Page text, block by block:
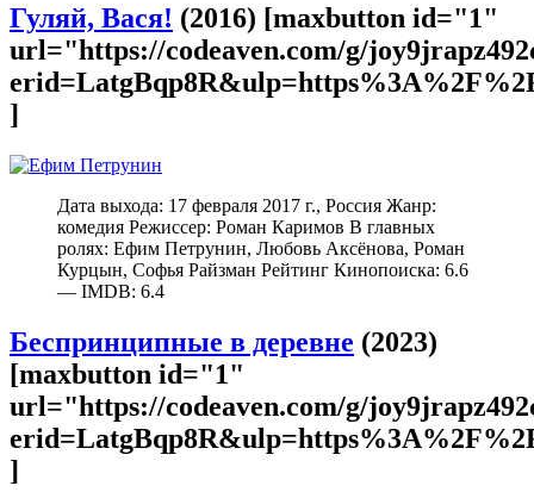
Гуляй, Вася! (2016) [maxbutton id="1"
url="https://codeaven.com/g/
]
Дата выхода: 17 февраля 2017 г., Россия Жанр:
комедия Режиссер: Роман Каримов В главных
ролях: Ефим Петрунин, Любовь Аксёнова, Роман
Курцын, Софья Райзман Рейтинг Кинопоиска: 6.6
— IMDB: 6.4
Беспринципные в деревне (2023)
[maxbutton id="1"
url="https://codeaven.com/g/
]